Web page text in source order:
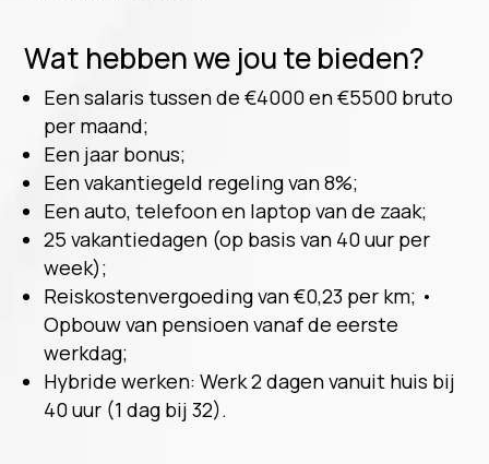
Wat hebben we jou te bieden?
Een salaris tussen de €4000 en €5500 bruto
per maand;
Een jaar bonus;
Een vakantiegeld regeling van 8%;
Een auto, telefoon en laptop van de zaak;
25 vakantiedagen (op basis van 40 uur per
week);
Reiskostenvergoeding van €0,23 per km; •
Opbouw van pensioen vanaf de eerste
werkdag;
Hybride werken: Werk 2 dagen vanuit huis bij
40 uur (1 dag bij 32).